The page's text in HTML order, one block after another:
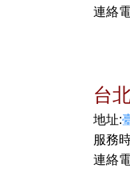
連絡
台
地址:
服務
連絡